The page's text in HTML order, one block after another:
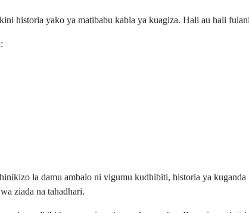
historia yako ya matibabu kabla ya kuagiza. Hali au hali
la damu ambalo ni vigumu kudhibiti, historia ya
ziada na tahadhari.